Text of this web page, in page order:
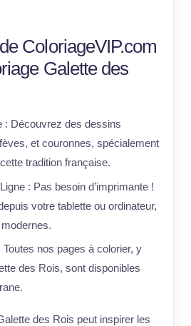
ColoriageVIP.com
Galette des
: Découvrez des dessins
et couronnes, spécialement
tradition française.
: Pas besoin d’imprimante !
votre tablette ou ordinateur,
nos pages à colorier, y
des Rois, sont disponibles
des Rois peut inspirer les